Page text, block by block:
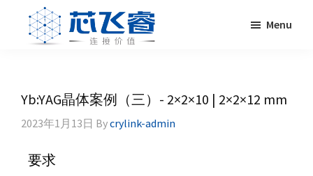
primary
primary
体，
非
性
Menu
Yb:YAG晶体案例（三）- 2×2×10 | 2×2×12 mm
2023年1月13日 Bycrylink-admin
要求